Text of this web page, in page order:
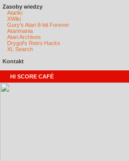
Zasoby wiedzy
Atariki
XWiki
Gury's Atari 8-bit Forever
Atarimania
Atari Archives
Drygol's Retro Hacks
XL Search
Kontakt
HI SCORE CAFÉ